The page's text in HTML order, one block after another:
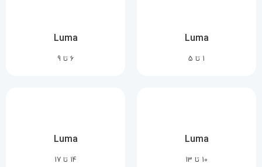
Luma
1 تا 5
Luma
6 تا 9
Luma
10 تا 13
Luma
14 تا 17